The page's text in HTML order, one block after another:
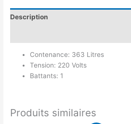
Description
Contenance: 363 Litres
Tension: 220 Volts
Battants: 1
Produits similaires